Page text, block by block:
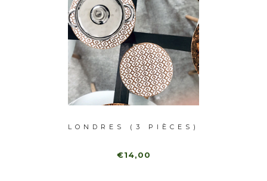
LONDRES (3 PIÈCES)
€14,00